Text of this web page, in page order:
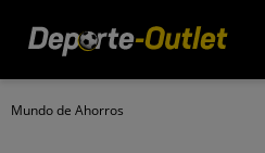
Mundo de Ahorros